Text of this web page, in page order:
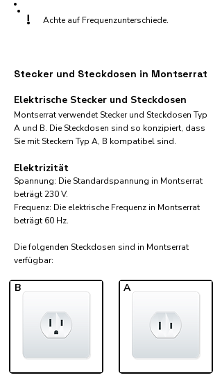
! Achte auf Frequenzunterschiede.
Stecker und Steckdosen in Montserrat
Elektrische Stecker und Steckdosen
Montserrat verwendet Stecker und Steckdosen Typ
A und B. Die Steckdosen sind so konzipiert, dass
Sie mit Steckern Typ A, B kompatibel sind.
Elektrizität
Spannung: Die Standardspannung in Montserrat
beträgt 230 V.
Frequenz: Die elektrische Frequenz in Montserrat
beträgt 60 Hz.
Die folgenden Steckdosen sind in Montserrat
verfügbar:​
B A